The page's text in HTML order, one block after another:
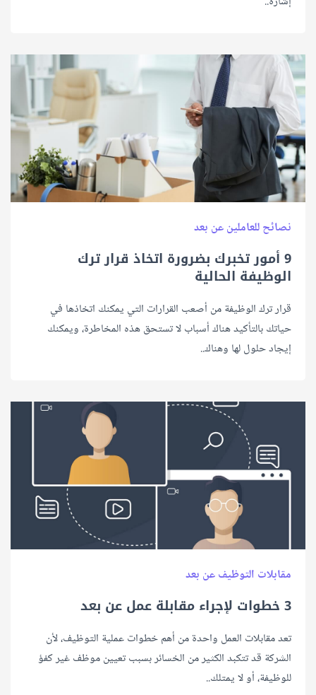
نصائح للعاملين عن بعد
9 أمور تخبرك بضرورة اتخاذ قرار ترك
الوظيفة الحالية
قرار ترك الوظيفة من أصعب القرارات التي يمكنك اتخاذها في
حياتك بالتأكيد هناك أسباب لا تستحق هذه المخاطرة، ويمكنك
إيجاد حلول لها وهناك..
مقابلات التوظيف عن بعد
3 خطوات لإجراء مقابلة عمل عن بعد
تعد مقابلات العمل واحدة من أهم خطوات عملية التوظيف، لأن
الشركة قد تتكبد الكثير من الخسائر بسبب تعيين موظف غير كفؤ
للوظيفة، أو لا يمتلك..